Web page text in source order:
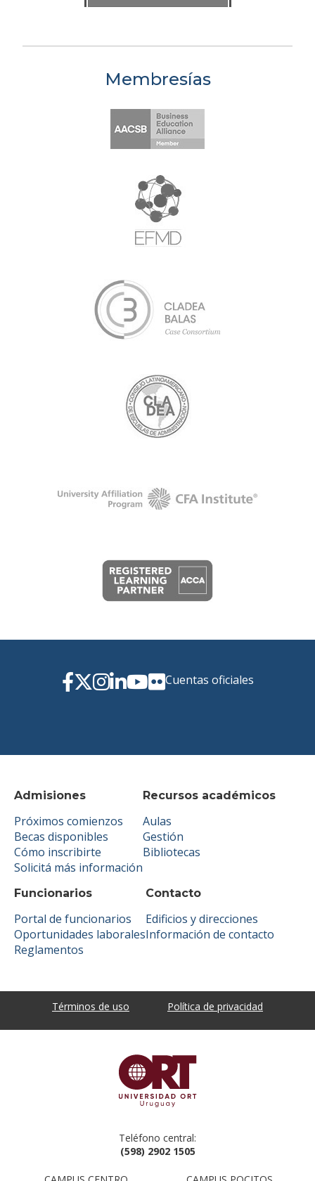
Membresías
Admisiones
Próximos comienzos
Becas disponibles
Cómo inscribirte
Solicitá más información
Recursos académicos
Aulas
Gestión
Bibliotecas
Funcionarios
Portal de funcionarios
Oportunidades laborales
Reglamentos
Contacto
Edificios y direcciones
Información de contacto
Cuentas oficiales
Términos de uso Política de privacidad
Teléfono central:
(598) 2902 1505